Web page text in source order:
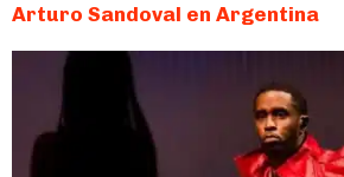
Arturo Sandoval en Argentina